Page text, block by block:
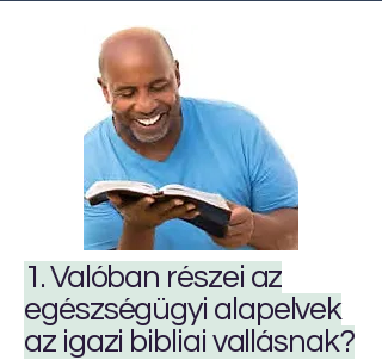
1. Valóban részei az
egészségügyi alapelvek
az igazi bibliai vallásnak?